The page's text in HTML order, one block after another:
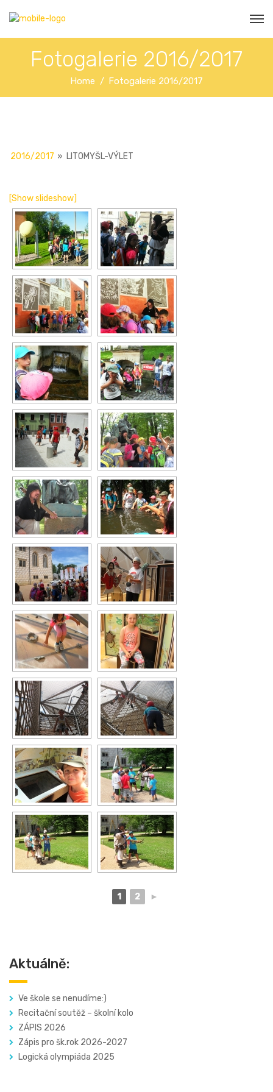
Fotogalerie 2016/2017
Home Fotogalerie 2016/2017
2016/2017 » LITOMYŠL-VÝLET
[Show slideshow]
1 2 ►
Aktuálně:
Ve škole se nenudíme:)
Recitační soutěž – školní kolo
ZÁPIS 2026
Zápis pro šk.rok 2026-2027
Logická olympiáda 2025